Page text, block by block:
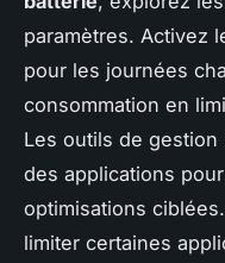
paramètres. Activez
pour les journées
consommation en
Les outils de gestion
des applications
optimisations
limiter certaines